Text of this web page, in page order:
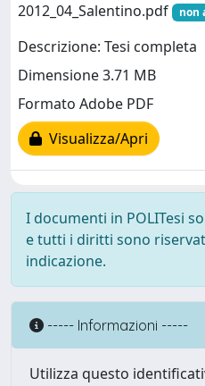
2012_04_Salentino.pdf
non
Descrizione: Tesi completa
Dimensione 3.71 MB
Formato Adobe PDF
Visualizza/Apri
I documenti in POLITesi
e tutti i diritti sono
indicazione.
----- Informazioni -----
Utilizza questo